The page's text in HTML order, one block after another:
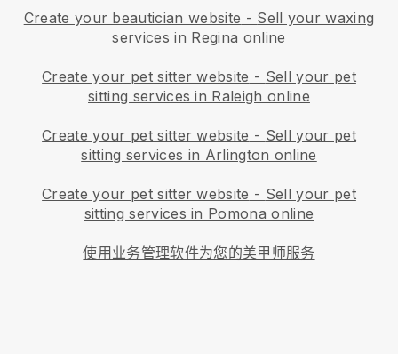
Create your beautician website - Sell your waxing
services in Regina online
Create your pet sitter website - Sell your pet
sitting services in Raleigh online
Create your pet sitter website - Sell your pet
sitting services in Arlington online
Create your pet sitter website - Sell your pet
sitting services in Pomona online
使用业务管理软件为您的美甲师服务